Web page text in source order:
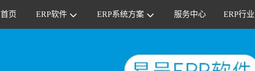
首页 ERP软件 ERP系统方案 服务中心 ERP行